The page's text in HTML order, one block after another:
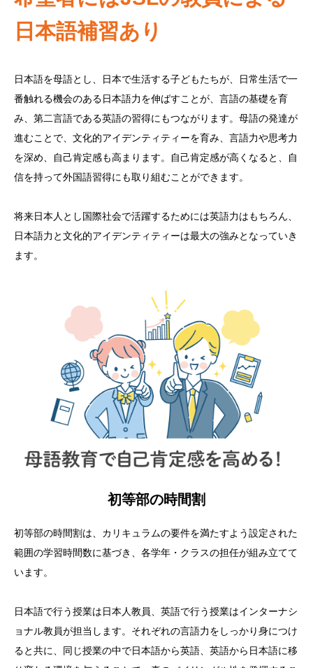
日本語補習あり
日本語を母語とし、日本で生活する子どもたちが、日常生活で一
番触れる機会のある日本語力を伸ばすことが、言語の基礎を育
み、第二言語である英語の習得にもつながります。母語の発達が
進むことで、文化的アイデンティティーを育み、言語力や思考力
を深め、自己肯定感も高まります。自己肯定感が高くなると、自
信を持って外国語習得にも取り組むことができます。
将来日本人とし国際社会で活躍するためには英語力はもちろん、
日本語力と文化的アイデンティティーは最大の強みとなっていき
ます。
初等部の時間割
初等部の時間割は、カリキュラムの要件を満たすよう設定された
範囲の学習時間数に基づき、各学年・クラスの担任が組み立てて
います。
日本語で行う授業は日本人教員、英語で行う授業はインターナシ
ョナル教員が担当します。それぞれの言語力をしっかり身につけ
ると共に、同じ授業の中で日本語から英語、英語から日本語に移